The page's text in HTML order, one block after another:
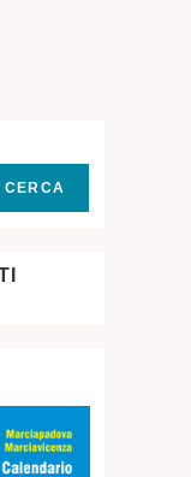
CERCA